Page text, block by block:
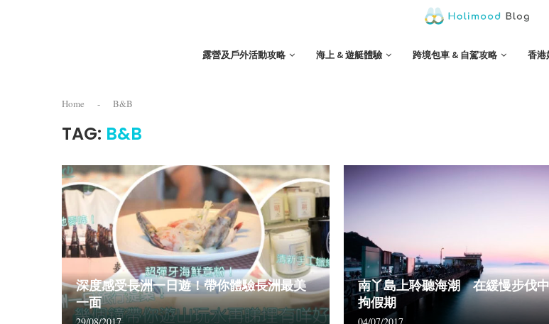
露營及戶外活動攻略 海上 & 遊艇體驗 跨境包車 & 自駕攻略 香港
Home - B&B
TAG: B&B
深度感受長洲一日遊！帶你體驗長洲最美
一面
南丫島上聆聽海潮 在緩慢步伐
拘假期